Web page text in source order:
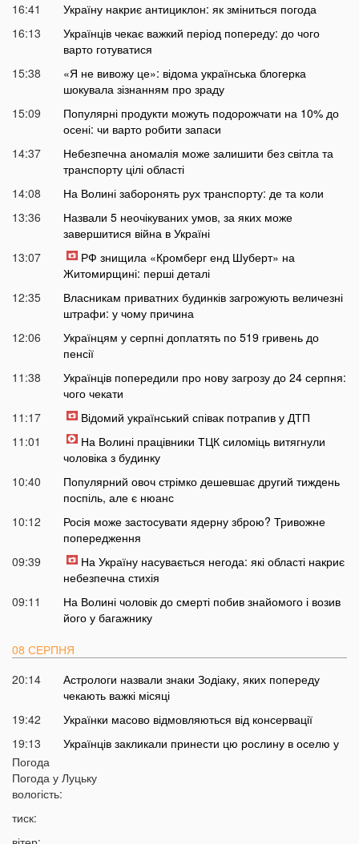
16:41
Україну накриє антициклон: як зміниться погода
16:13
Українців чекає важкий період попереду: до чого
варто готуватися
15:38
«Я не вивожу це»: відома українська блогерка
шокувала зізнанням про зраду
15:09
Популярні продукти можуть подорожчати на 10% до
осені: чи варто робити запаси
14:37
Небезпечна аномалія може залишити без світла та
транспорту цілі області
14:08
На Волині заборонять рух транспорту: де та коли
13:36
Назвали 5 неочікуваних умов, за яких може
завершитися війна в Україні
13:07
РФ знищила «Кромберг енд Шуберт» на
Житомирщині: перші деталі
12:35
Власникам приватних будинків загрожують величезні
штрафи: у чому причина
12:06
Українцям у серпні доплатять по 519 гривень до
пенсії
11:38
Українців попередили про нову загрозу до 24 серпня:
чого чекати
11:17
Відомий український співак потрапив у ДТП
11:01
На Волині працівники ТЦК силоміць витягнули
чоловіка з будинку
10:40
Популярний овоч стрімко дешевшає другий тиждень
поспіль, але є нюанс
10:12
Росія може застосувати ядерну зброю? Тривожне
попередження
09:39
На Україну насувається негода: які області накриє
небезпечна стихія
09:11
На Волині чоловік до смерті побив знайомого і возив
його у багажнику
08 СЕРПНЯ
20:14
Астрологи назвали знаки Зодіаку, яких попереду
чекають важкі місяці
19:42
Українки масово відмовляються від консервації
19:13
Українців закликали принести цю рослину в оселю у
18:41
Мороз чи аномальне тепло: якою буде зима в Україні
Погода
Погода у Луцьку
вологість:
тиск: